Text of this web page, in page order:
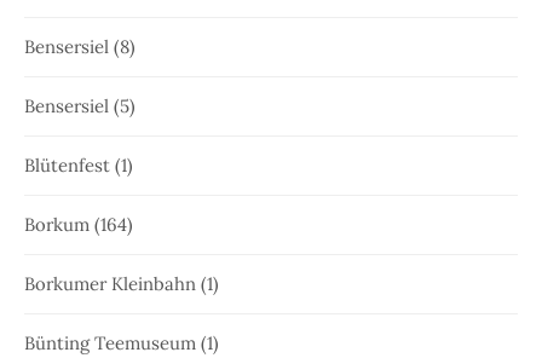
Bensersiel (8)
Bensersiel (5)
Blütenfest (1)
Borkum (164)
Borkumer Kleinbahn (1)
Bünting Teemuseum (1)